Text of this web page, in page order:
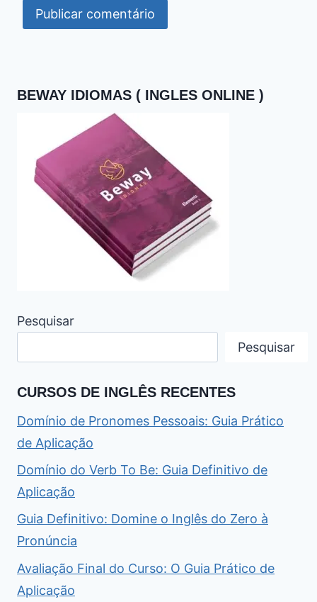
BEWAY IDIOMAS ( INGLES ONLINE )
Pesquisar
Pesquisar
CURSOS DE INGLÊS RECENTES
Domínio de Pronomes Pessoais: Guia Prático
de Aplicação
Domínio do Verb To Be: Guia Definitivo de
Aplicação
Guia Definitivo: Domine o Inglês do Zero à
Pronúncia
Avaliação Final do Curso: O Guia Prático de
Aplicação